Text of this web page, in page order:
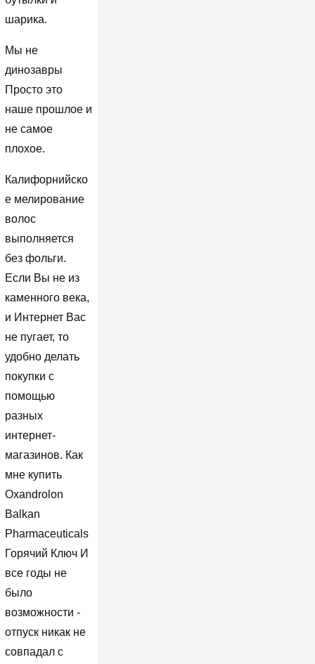
шарика.
Мы не
динозавры
Просто это
наше прошлое и
не самое
плохое.
Калифорнийско
е мелирование
волос
выполняется
без фольги.
Если Вы не из
каменного века,
и Интернет Вас
не пугает, то
удобно делать
покупки с
помощью
разных
интернет-
магазинов. Как
мне купить
Oxandrolon
Balkan
Pharmaceuticals
Горячий Ключ И
все годы не
было
возможности -
отпуск никак не
совпадал с